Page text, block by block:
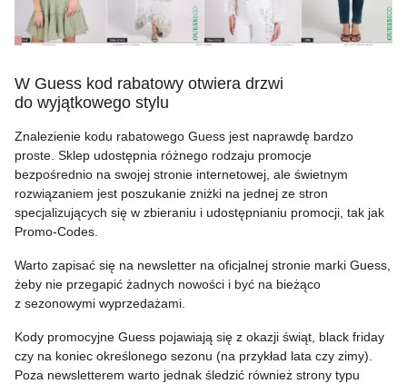
W Guess kod rabatowy otwiera drzwi
do wyjątkowego stylu
Znalezienie kodu rabatowego Guess jest naprawdę bardzo
proste. Sklep udostępnia różnego rodzaju promocje
bezpośrednio na swojej stronie internetowej, ale świetnym
rozwiązaniem jest poszukanie zniżki na jednej ze stron
specjalizujących się w zbieraniu i udostępnianiu promocji, tak jak
Promo-Codes.
Warto zapisać się na newsletter na oficjalnej stronie marki Guess,
żeby nie przegapić żadnych nowości i być na bieżąco
z sezonowymi wyprzedażami.
Kody promocyjne Guess pojawiają się z okazji świąt, black friday
czy na koniec określonego sezonu (na przykład lata czy zimy).
Poza newsletterem warto jednak śledzić również strony typu